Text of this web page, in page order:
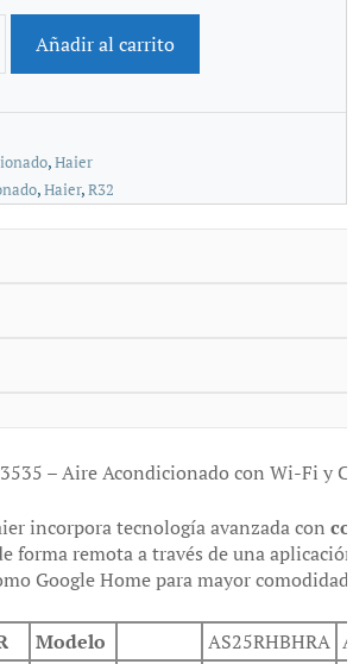
Añadir al carrito
,Haier
,Haier,R32
3535 – Aire Acondicionado con Wi-Fi y
incorpora tecnología avanzada con
forma remota a través de una
Google Home para mayor comodidad.
Modelo AS25RHBHRA